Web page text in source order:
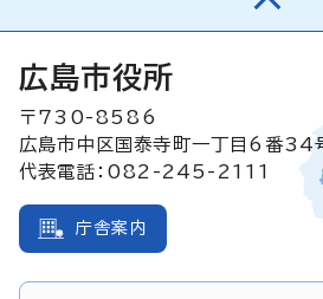
広島市役所
〒730-8586
広島市中区国泰寺町一丁目6番34
代表電話：082-245-2111
庁舎案内